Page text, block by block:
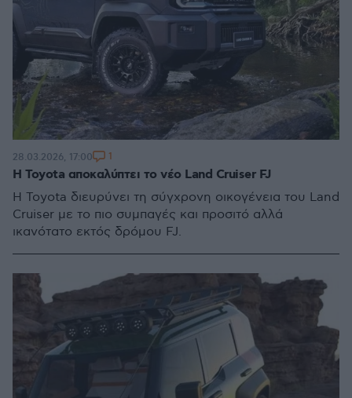
Η Toyota αποκαλύπτει το νέο Land Cruiser FJ
Η Toyota διευρύνει τη σύγχρονη οικογένεια του Land
Cruiser με το πιο συμπαγές και προσιτό αλλά
ικανότατο εκτός δρόμου FJ.
28.03.2026, 17:00 1